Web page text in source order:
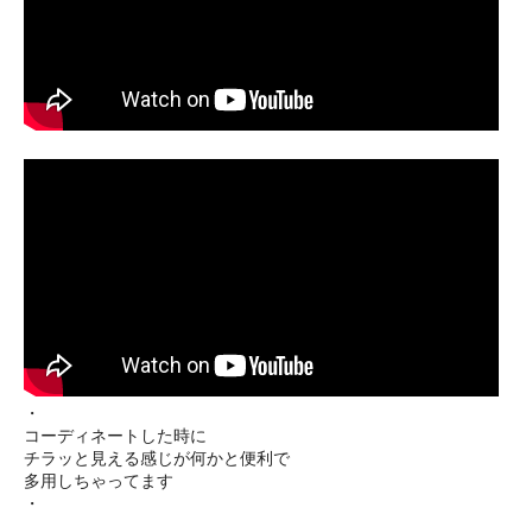
・
コーディネートした時に
チラッと見える感じが何かと便利で
多用しちゃってます
・